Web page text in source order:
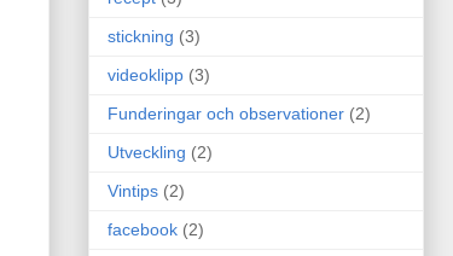
stickning (3)
videoklipp (3)
Funderingar och observationer (2)
Utveckling (2)
Vintips (2)
facebook (2)